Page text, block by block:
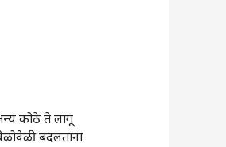
कोठे ते लागू
बदलताना